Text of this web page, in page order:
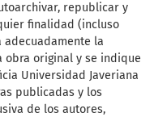
republicar y
finalidad (incluso
adecuadamente la
obra original y se indique
Universidad Javeriana
publicadas y los
de los autores,